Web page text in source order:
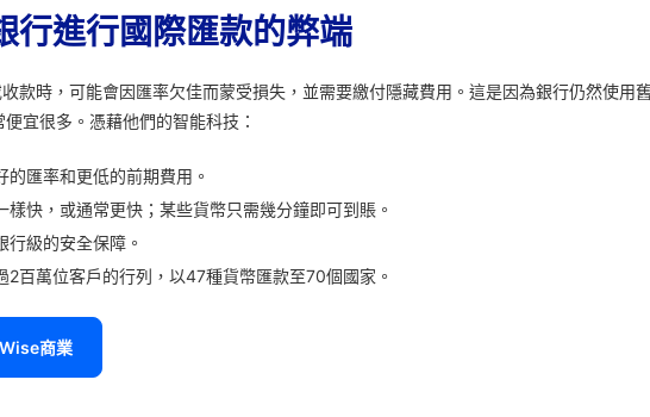
行進行國際匯款的弊端
款時，可能會因匯率欠佳而蒙受損失，並需要繳付隱藏費用。這是因為銀行仍然使用
便宜很多。憑藉他們的智能科技：
的匯率和更低的前期費用。
樣快，或通常更快；某些貨幣只需幾分鐘即可到賬。
行級的安全保障。
2百萬位客戶的行列，以47種貨幣匯款至70個國家。
Wise商業